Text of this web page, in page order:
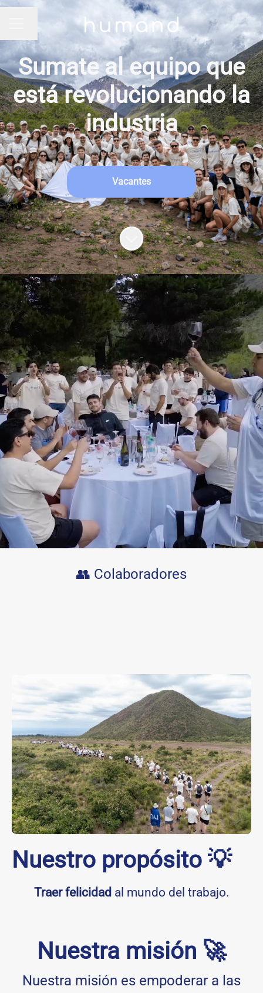
MENÚ DE EMPLEO
Cambiar idioma
Sumate al equipo que
está revolucionando la
industria
Vacantes
Más contenido
Somos globales desde
el primer día
🤝 Clientes activos
🌎 Países
👥 Colaboradores
Nuestro propósito 💡
Traer felicidad al mundo del trabajo.
Nuestra misión 🚀
Nuestra misión es empoderar a las